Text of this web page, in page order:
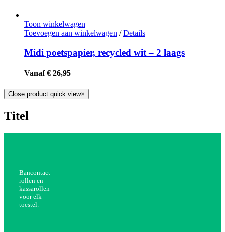
Toon winkelwagen
Toevoegen aan winkelwagen / Details
Midi poetspapier, recycled wit – 2 laags
Vanaf € 26,95
Close product quick view×
Titel
Bancontact
rollen en
kassarollen
voor elk
toestel.